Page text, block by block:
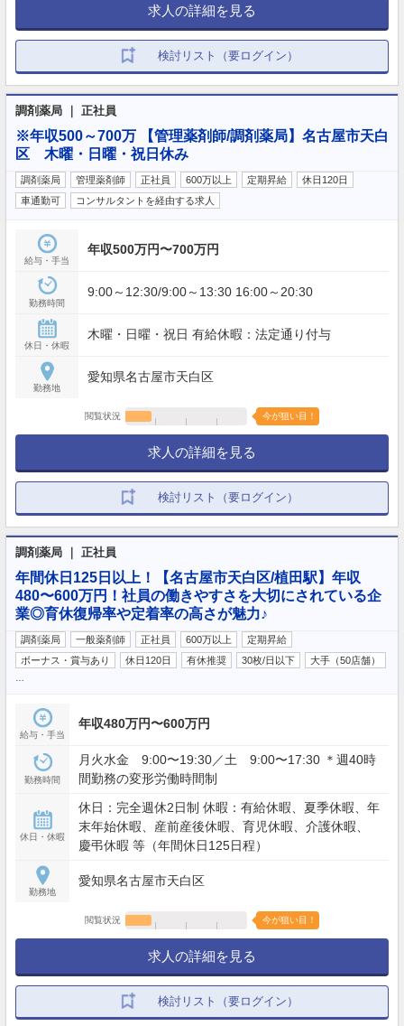
求人の詳細を見る
検討リスト（要ログイン）
調剤薬局 ｜ 正社員
※年収500～700万 【管理薬剤師/調剤薬局】名古屋市天白
区 木曜・日曜・祝日休み
調剤薬局 管理薬剤師 正社員 600万以上 定期昇給
休日120日
車通勤可
コンサルタントを経由する求人
給与・手当
年収500万円〜700万円
勤務時間
9:00～12:30/9:00～13:30 16:00～20:30
休日・休暇
木曜・日曜・祝日 有給休暇：法定通り付与
勤務地
愛知県名古屋市天白区
閲覧状況 今が狙い目！
求人の詳細を見る
検討リスト（要ログイン）
調剤薬局 ｜ 正社員
年間休日125日以上！【名古屋市天白区/植田駅】年収
480〜600万円！社員の働きやすさを大切にされている企
業◎育休復帰率や定着率の高さが魅力♪
調剤薬局 一般薬剤師 正社員 600万以上
定期昇給
ボーナス・賞与あり
休日120日 有休推奨 30枚/日以下 大手（50店舗）
給与・手当
年収480万円〜600万円
勤務時間
月火水金 9:00〜19:30／土 9:00〜17:30 ＊週40時
間勤務の変形労働時間制
休日・休暇
休日：完全週休2日制 休暇：有給休暇、夏季休暇、年
末年始休暇、産前産後休暇、育児休暇、介護休暇、
慶弔休暇 等（年間休日125日程）
勤務地
愛知県名古屋市天白区
閲覧状況 今が狙い目！
求人の詳細を見る
検討リスト（要ログイン）